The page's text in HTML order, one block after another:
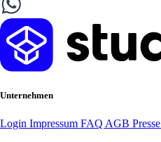
Unternehmen
Login Impressum FAQ AGB Presse